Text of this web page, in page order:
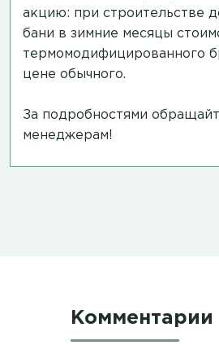
акцию: при строительстве
бани в зимние месяцы
термомодифицированного
цене обычного.
За подробностями
менеджерам!
Комментарии